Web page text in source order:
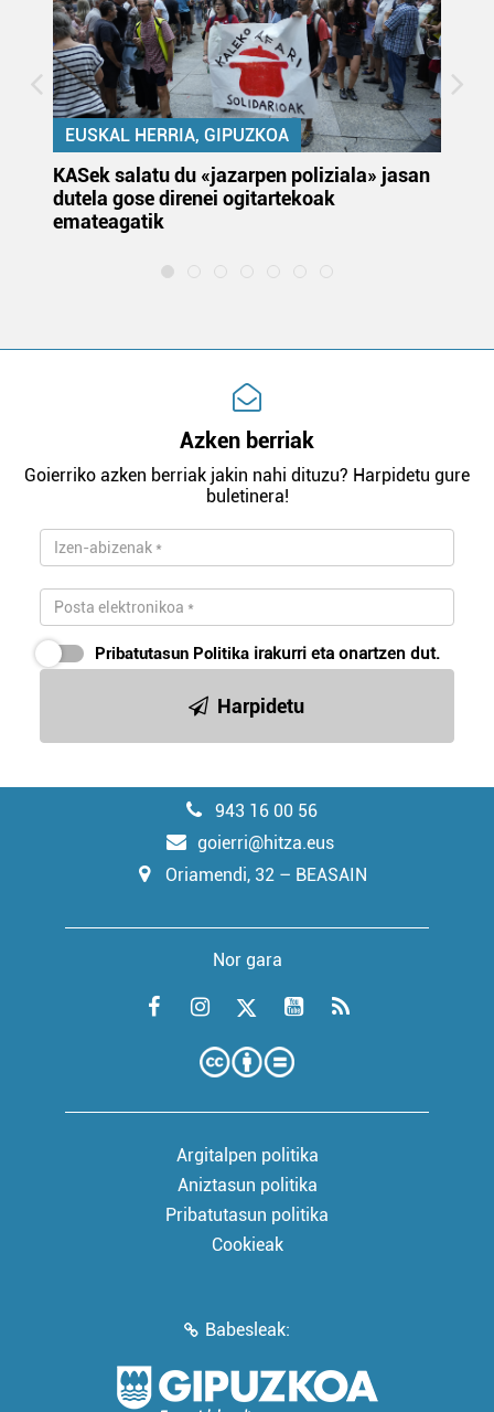
EUSKAL HERRIA, GIPUZKOA
KASek salatu du «jazarpen poliziala» jasan
dutela gose direnei ogitartekoak
emateagatik
Azken berriak
Goierriko azken berriak jakin nahi dituzu? Harpidetu gure
buletinera!
Pribatutasun Politika irakurri eta onartzen dut.
Harpidetu
943 16 00 56
goierri@hitza.eus
Oriamendi, 32 – BEASAIN
Nor gara
Argitalpen politika
Aniztasun politika
Pribatutasun politika
Cookieak
Babesleak: